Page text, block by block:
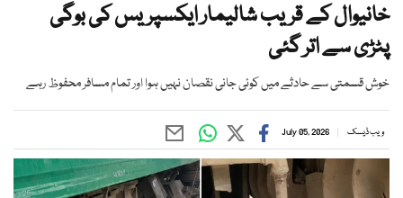
خانیوال کے قریب شالیمار ایکسپریس کی بوگی
پٹڑی سے اتر گئی
خوش قسمتی سے حادثے میں کوئی جانی نقصان نہیں ہوا اور تمام مسافر محفوظ رہے
ویب ڈیسک July 05, 2026